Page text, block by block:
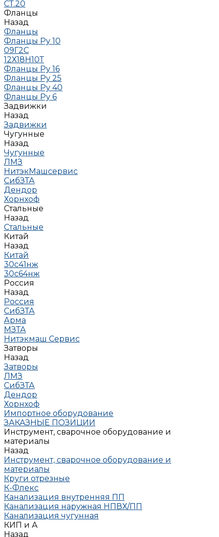
СТ.20
Фланцы
Назад
Фланцы
Фланцы Ру 10
09Г2С
12Х18Н10Т
Фланцы Ру 16
Фланцы Ру 25
Фланцы Ру 40
Фланцы Ру 6
Задвижки
Назад
Задвижки
Чугунные
Назад
Чугунные
ЛМЗ
НитэкМашсервис
СибЗТА
Дендор
Хорнхоф
Стальные
Назад
Стальные
Китай
Назад
Китай
30с41нж
30с64нж
Россия
Назад
Россия
СибЗТА
Арма
МЗТА
Нитэкмаш Сервис
Затворы
Назад
Затворы
ЛМЗ
СибЗТА
Дендор
Хорнхоф
Импортное оборудование
ЗАКАЗНЫЕ ПОЗИЦИИ
Инструмент, сварочное оборудование и
материалы
Назад
Инструмент, сварочное оборудование и
материалы
Круги отрезные
К-Флекс
Канализация внутренняя ПП
Канализация наружная НПВХ/ПП
Канализация чугунная
КИП и А
Назад